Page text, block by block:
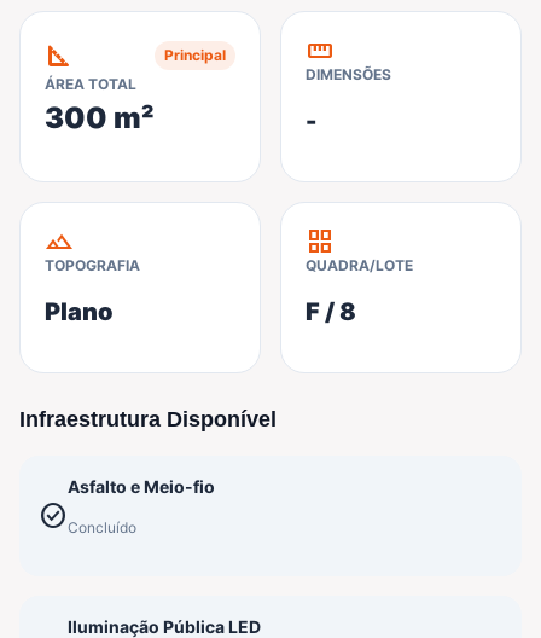
square_foot
Principal
ÁREA TOTAL
300 m²
straighten
DIMENSÕES
-
terrain
TOPOGRAFIA
Plano
grid_view
QUADRA/LOTE
F / 8
Infraestrutura Disponível
check_circle
Asfalto e Meio-fio
Concluído
Iluminação Pública LED